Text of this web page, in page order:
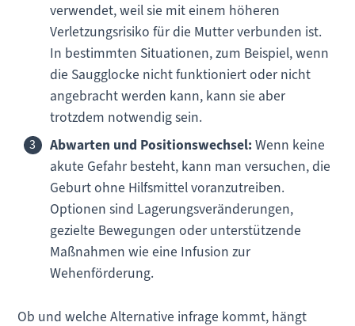
verwendet, weil sie mit einem höheren
Verletzungsrisiko für die Mutter verbunden ist.
In bestimmten Situationen, zum Beispiel, wenn
die Saugglocke nicht funktioniert oder nicht
angebracht werden kann, kann sie aber
trotzdem notwendig sein.
Abwarten und Positionswechsel: Wenn keine
akute Gefahr besteht, kann man versuchen, die
Geburt ohne Hilfsmittel voranzutreiben.
Optionen sind Lagerungsveränderungen,
gezielte Bewegungen oder unterstützende
Maßnahmen wie eine Infusion zur
Wehenförderung.
Ob und welche Alternative infrage kommt, hängt